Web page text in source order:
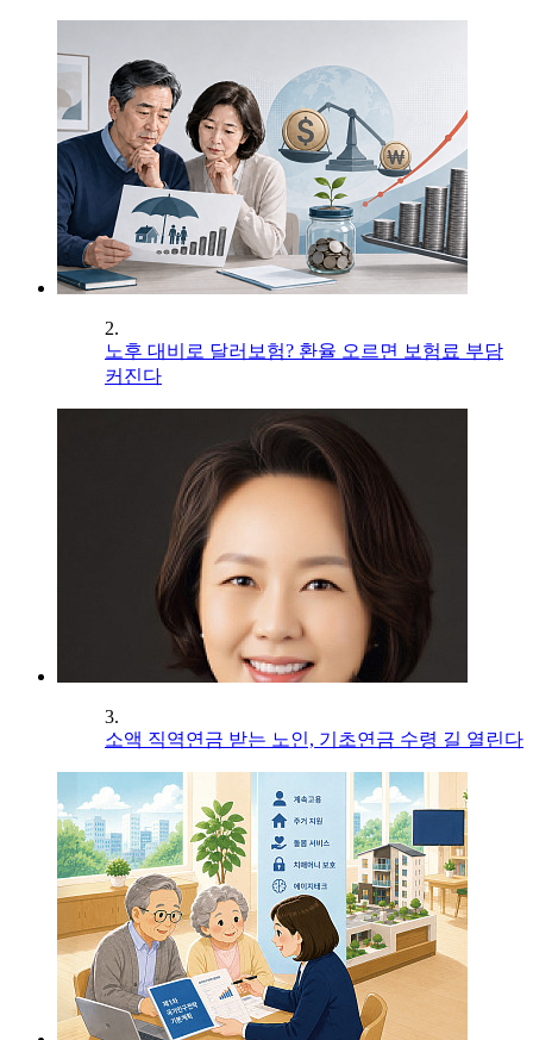
2.
노후 대비로 달러보험? 환율 오르면 보험료 부담
커진다
3.
소액 직역연금 받는 노인, 기초연금 수령 길 열린다